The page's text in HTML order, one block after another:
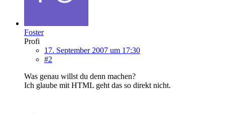
Foster
Profi
17. September 2007 um 17:30
#2
Was genau willst du denn machen?
Ich glaube mit HTML geht das so direkt nicht.